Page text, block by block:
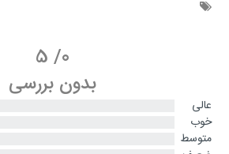
0
/
5
بدون بررسی
عالی
خوب
متوسط